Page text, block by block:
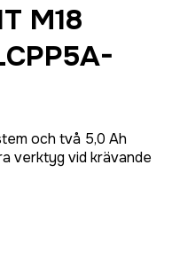
M18
och två 5,0 Ah
verktyg vid krävande